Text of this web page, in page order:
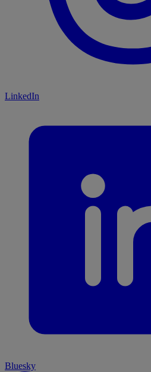
LinkedIn
Bluesky